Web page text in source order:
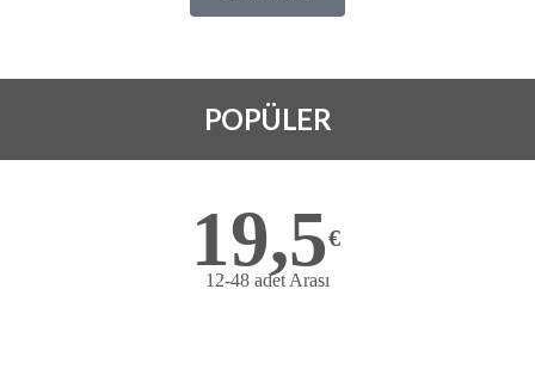
POPÜLER
19,5€
12-48 adet Arası